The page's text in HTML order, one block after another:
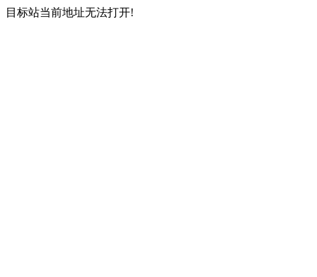
目标站当前地址无法打开!